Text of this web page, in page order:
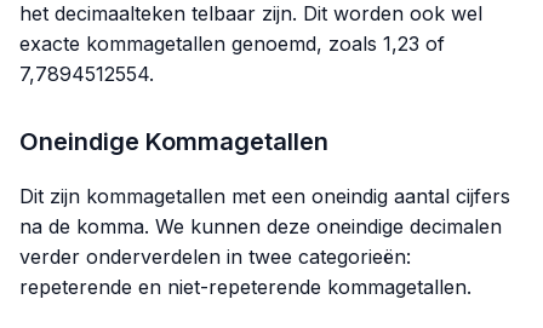
het decimaalteken telbaar zijn. Dit worden ook wel
exacte kommagetallen genoemd, zoals 1,23 of
7,7894512554.
Oneindige Kommagetallen
Dit zijn kommagetallen met een oneindig aantal cijfers
na de komma. We kunnen deze oneindige decimalen
verder onderverdelen in twee categorieën:
repeterende en niet-repeterende kommagetallen.